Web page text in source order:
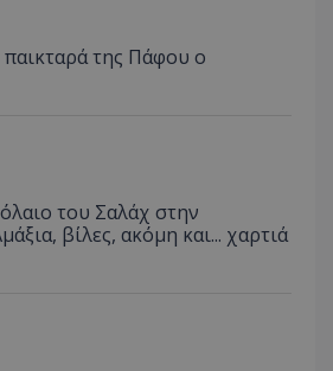
παικταρά της Πάφου ο
του Σαλάχ στην
βίλες, ακόμη και... χαρτιά